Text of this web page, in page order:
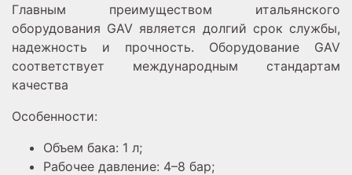
Главным преимуществом итальянского
оборудования GAV является долгий срок службы,
надежность и прочность. Оборудование GAV
соответствует международным стандартам
качества
Особенности:
Объем бака: 1 л;
Рабочее давление: 4–8 бар;